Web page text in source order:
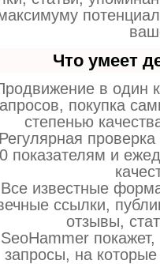
Что умеет
в один
покупка
степенью
проверка
показателям и
известные
ссылки,
отзывы,
покажет,
запросы, на